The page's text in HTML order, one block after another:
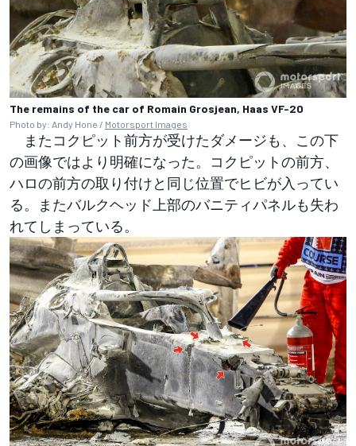
The remains of the car of Romain Grosjean, Haas VF-20
Photo by: Andy Hone / Motorsport Images
またコクピット前方が受けたダメージも、この下
の画像ではより明確になった。コクピットの前方、
ハロの前方の取り付けと同じ位置でヒビが入ってい
る。またバルクヘッド上部のバニティパネルも失わ
れてしまっている。